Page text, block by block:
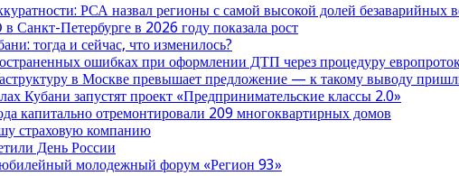
РСА назвал регионы с самой высокой долей безаварийных
Петербурге в 2026 году показала рост
тогда и сейчас, что изменилось?
ошибках при оформлении ДТП через процедуру
в Москве превышает предложение — к такому выводу
Кубани запустят проект «Предпринимательские классы 2.0»
капитально отремонтировали 209 многоквартирных домов
страховую компанию
День России
молодежный форум «Регион 93»